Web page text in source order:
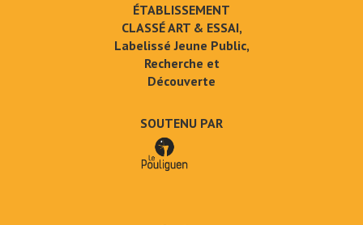
ÉTABLISSEMENT
CLASSÉ ART & ESSAI,
Labelissé Jeune Public,
Recherche et
Découverte
SOUTENU PAR